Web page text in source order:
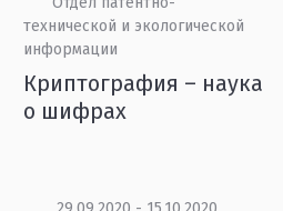
технической и экологической
информации
Криптография – наука
о шифрах